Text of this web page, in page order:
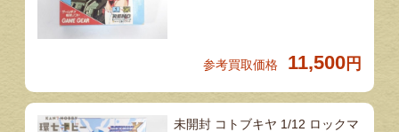
参考買取価格 11,500 円
未開封 コトブキヤ 1/12 ロックマ